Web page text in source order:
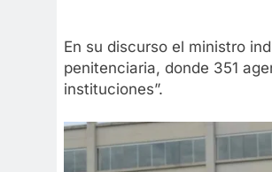
En su discurso el ministro
penitenciaria, donde 351
instituciones”.